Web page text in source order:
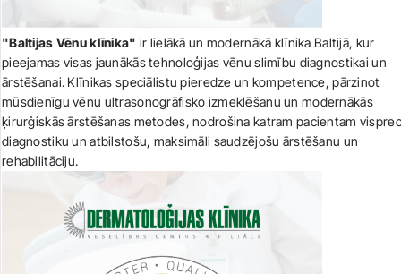
"Baltijas Vēnu klīnika" ir lielākā un modernākā klīnika Baltijā, kur
pieejamas visas jaunākās tehnoloģijas vēnu slimību diagnostikai un
ārstēšanai. Klīnikas speciālistu pieredze un kompetence, pārzinot
mūsdienīgu vēnu ultrasonogrāfisko izmeklēšanu un modernākās
ķirurģiskās ārstēšanas metodes, nodrošina katram pacientam
diagnostiku un atbilstošu, maksimāli saudzējošu ārstēšanu un
rehabilitāciju.